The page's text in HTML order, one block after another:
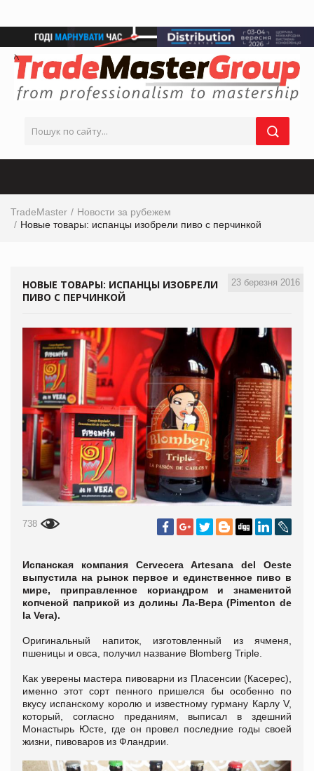
TradeMaster
Новости за рубежем
Новые товары: испанцы изобрели пиво с перчинкой
23 березня 2016
НОВЫЕ ТОВАРЫ: ИСПАНЦЫ ИЗОБРЕЛИ
ПИВО С ПЕРЧИНКОЙ
738
Испанская компания Cervecera Artesana del Oeste
выпустила на рынок первое и единственное пиво в
мире, приправленное кориандром и знаменитой
копченой паприкой из долины Ла-Вера (Pimenton de
la Vera).
Оригинальный напиток, изготовленный из ячменя,
пшеницы и овса, получил название Blomberg Triple.
Как уверены мастера пивоварни из Пласенсии (Касерес),
именно этот сорт пенного пришелся бы особенно по
вкусу испанскому королю и известному гурману Карлу V,
который, согласно преданиям, выписал в здешний
Монастырь Юсте, где он провел последние годы своей
жизни, пивоваров из Фландрии.